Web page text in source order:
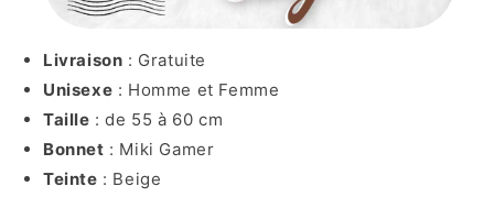
Livraison : Gratuite
Unisexe : Homme et Femme
Taille : de 55 à 60 cm
Bonnet : Miki Gamer
Teinte : Beige